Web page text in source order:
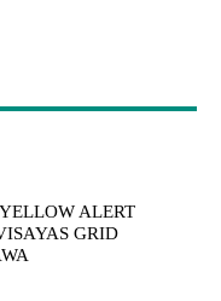
ALERT
GRID